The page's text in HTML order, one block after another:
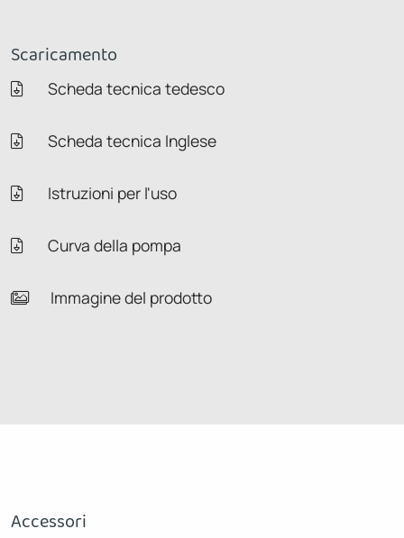
Scaricamento
Scheda tecnica tedesco
Scheda tecnica Inglese
Istruzioni per l'uso
Curva della pompa
Immagine del prodotto
Accessori